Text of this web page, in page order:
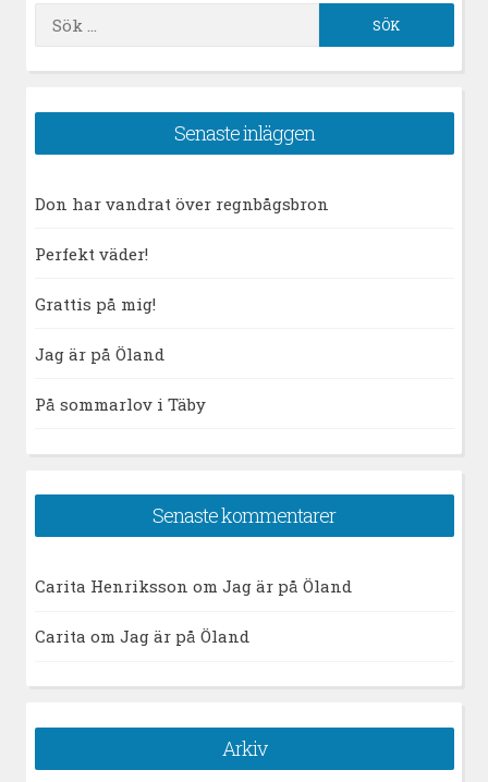
efter:
Senaste inläggen
Don har vandrat över regnbågsbron
Perfekt väder!
Grattis på mig!
Jag är på Öland
På sommarlov i Täby
Senaste kommentarer
Carita Henriksson om Jag är på Öland
Carita om Jag är på Öland
Arkiv